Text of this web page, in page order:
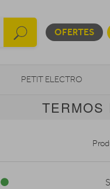
OFERTES
PETIT ELECTRO
TERMOS